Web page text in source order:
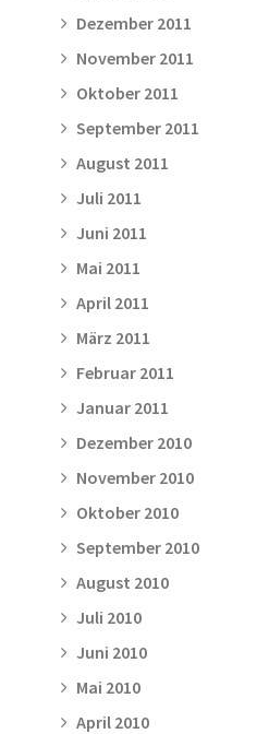
Dezember 2011
November 2011
Oktober 2011
September 2011
August 2011
Juli 2011
Juni 2011
Mai 2011
April 2011
März 2011
Februar 2011
Januar 2011
Dezember 2010
November 2010
Oktober 2010
September 2010
August 2010
Juli 2010
Juni 2010
Mai 2010
April 2010